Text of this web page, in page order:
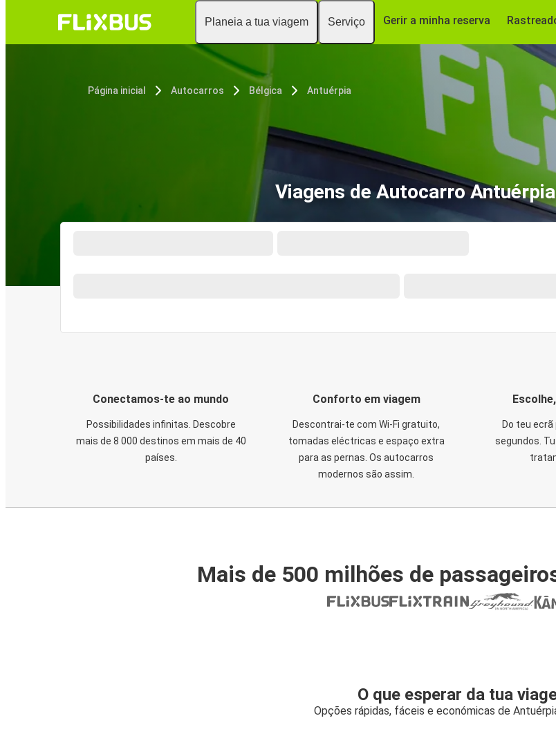
Planeia a tua viagem Serviço Gerir a minha reserva
Página inicial Autocarros Bélgica Antuérpia
Viagens de Autocarro
Conectamos-te ao mundo
Possibilidades infinitas. Descobre
mais de 8 000 destinos em mais de 40
países.
Conforto em viagem
Descontrai-te com Wi-Fi gratuito,
tomadas eléctricas e espaço extra
para as pernas. Os autocarros
modernos são assim.
Do teu
segundos.
Mais de 500 milhões de
O que esperar da tua
Opções rápidas, fáceis e económicas de